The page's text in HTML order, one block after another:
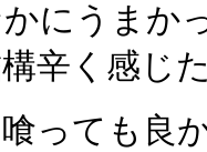
にうまか
辛く感じ
っても良